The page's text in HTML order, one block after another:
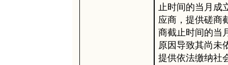
止时间的当月成
应商，提供磋商
商截止时间的当
原因导致其尚未
提供依法缴纳社